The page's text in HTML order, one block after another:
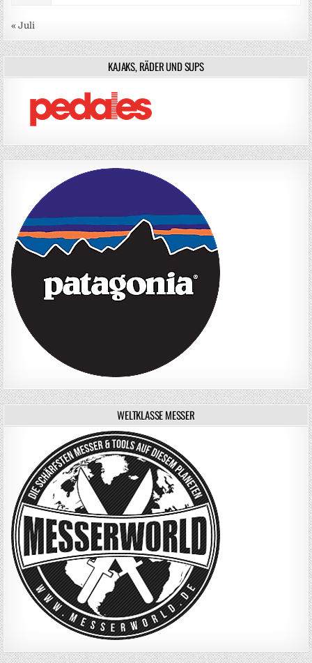
« Juli
KAJAKS, RÄDER UND SUPS
WELTKLASSE MESSER